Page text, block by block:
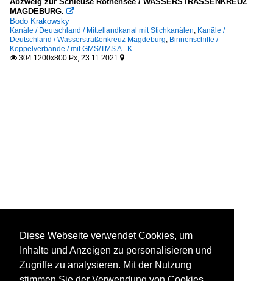
MAGDEBURG. 
Bodo Krakowsky
Kanäle / Deutschland / Mittellandkanal mit Stichkanälen, Kanäle /
Deutschland / Wasserstraßenkreuz Magdeburg, Binnenschiffe /
Koppelverbände / mit GMS/TMS A - K
 304 1200x800 Px, 23.11.2021 
Diese Webseite verwendet Cookies, um
Inhalte und Anzeigen zu personalisieren und
Zugriffe zu analysieren. Mit der Nutzung